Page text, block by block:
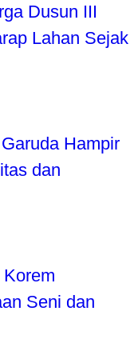
Dusun III
Lahan Sejak
Hampir
dan
Seni dan